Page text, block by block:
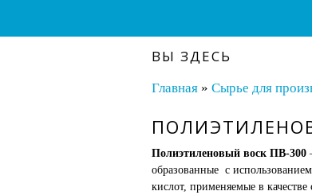
ВЫ ЗДЕСЬ
Главная» Сырье для
Полиэтиленовый воск ПВ-300
образованные с
кислот, применяемые в качестве